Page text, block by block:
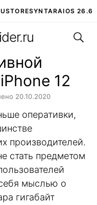
SYNTARAIOS 26.6
ОНЛАЙН
12
20.10.2020
оперативки,
производителей.
стать предметом
мыслью о
гигабайт